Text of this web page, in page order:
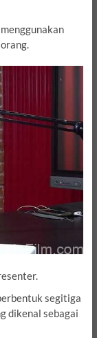
segitiga
dikenal sebagai